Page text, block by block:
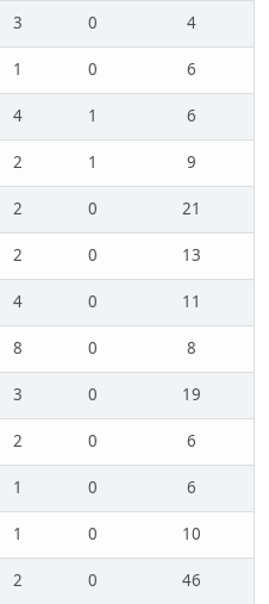
3 0
4
1 0
6
4 1
6
2 1
9
2 0
21
2 0
13
4 0
11
8 0
8
3 0
19
2 0
6
1 0
6
1 0
10
2 0
46